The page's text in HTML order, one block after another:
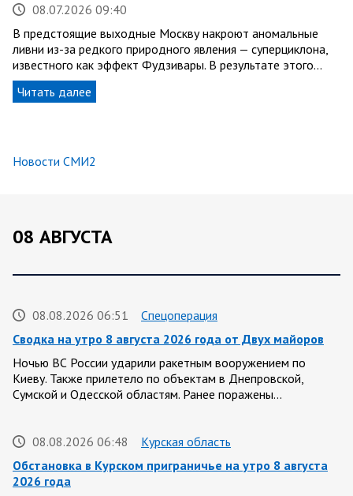
08.07.2026 09:40
В предстоящие выходные Москву накроют аномальные
ливни из-за редкого природного явления — суперциклона,
известного как эффект Фудзивары. В результате этого…
Читать далее
Новости СМИ2
08 АВГУСТА
08.08.2026 06:51
Спецоперация
Сводка на утро 8 августа 2026 года от Двух майоров
Ночью ВС России ударили ракетным вооружением по
Киеву. Также прилетело по объектам в Днепровской,
Сумской и Одесской областям. Ранее поражены…
08.08.2026 06:48
Курская область
Обстановка в Курском приграничье на утро 8 августа
2026 года